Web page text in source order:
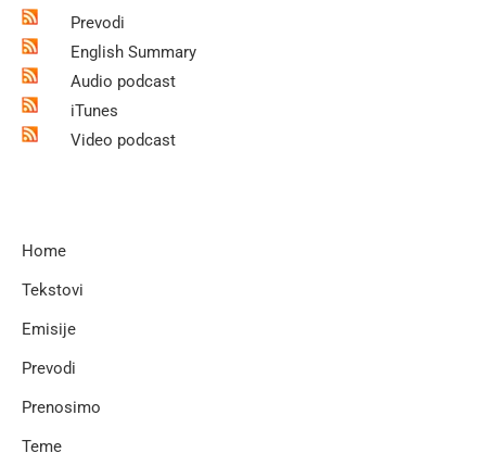
Prevodi
English Summary
Audio podcast
iTunes
Video podcast
Home
Tekstovi
Emisije
Prevodi
Prenosimo
Teme